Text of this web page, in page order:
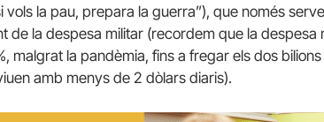
vols la pau, prepara la guerra”), que només
de la despesa militar (recordem que la despesa
malgrat la pandèmia, fins a fregar els dos
amb menys de 2 dòlars diaris).